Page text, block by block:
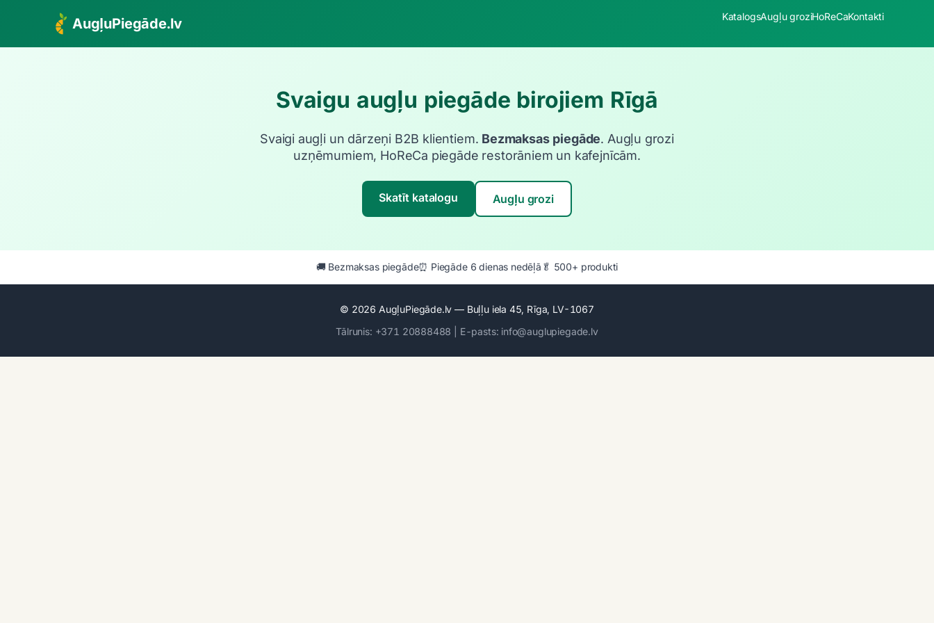
AugļuPiegāde.lv KatalogsAugļu groziHoReCaKontakti
Svaigu augļu piegāde birojiem Rīgā
Svaigi augļi un dārzeņi B2B klientiem. Bezmaksas piegāde. Augļu grozi
uzņēmumiem, HoReCa piegāde restorāniem un kafejnīcām.
Skatīt katalogu Augļu grozi
🚚 Bezmaksas piegāde⏰ Piegāde 6 dienas nedēļā 🥬 500+ produkti
© 2026 AugļuPiegāde.lv — Buļļu iela 45, Rīga, LV-1067
Tālrunis: +371 20888488 | E-pasts: info@auglupiegade.lv